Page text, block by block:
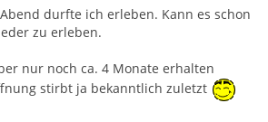
durfte ich erleben. Kann es schon
zu erleben.
nur noch ca. 4 Monate erhalten
stirbt ja bekanntlich zuletzt